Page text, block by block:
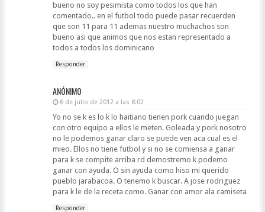
bueno no soy pesimista como todos los que han
comentado.. en el futbol todo puede pasar recuerden
que son 11 para 11 ademas nuestro muchachos son
bueno asi que animos que nos estan representado a
todos a todos los dominicano
Responder
ANÓNIMO
6 de julio de 2012 a las 8:02
Yo no se k es lo k lo haitiano tienen pork cuando juegan
con otro equipo a ellos le meten. Goleada y pork nosotro
no le podemos ganar claro se puede ven aca cual es el
mieo. Ellos no tiene futbol y si no se comiensa a ganar
para k se compite arriba rd demostremo k podemo
ganar con ayuda. O sin ayuda como hiso mi querido
pueblo jarabacoa. O tenemo k buscar. A jose rodriguez
para k le de la receta como. Ganar con amor ala camiseta
Responder